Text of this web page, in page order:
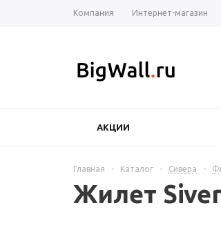
Компания Интернет-магазин
АКЦИИ
Главная - Каталог - Сивера -
Жилет